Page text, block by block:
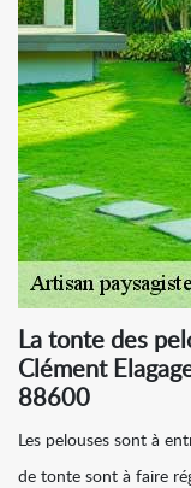
La tonte des
Clément
88600
Les pelouses sont à
de tonte sont à faire